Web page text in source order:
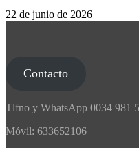
22 de junio de 2026
Contacto
Tlfno y WhatsApp 0034 981
Móvil: 633652106